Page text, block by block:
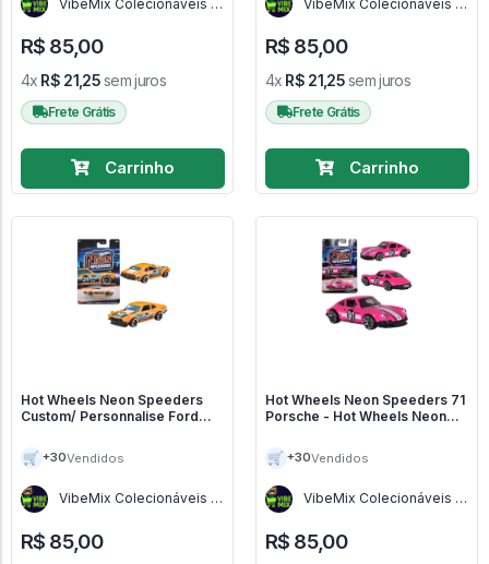
VibeMix Colecionáveis -
R$ 85,00
4x R$ 21,25sem juros
Frete Grátis
Carrinho
VibeMix Colecionáveis -
R$ 85,00
4x R$ 21,25sem juros
Frete Grátis
Carrinho
Hot Wheels Neon Speeders
Custom/ Personnalise Ford
Speeders
🛒 +30Vendidos
VibeMix Colecionáveis -
R$ 85,00
Hot Wheels Neon Speeders 71
Porsche - Hot Wheels Neon
🛒 +30Vendidos
VibeMix Colecionáveis -
R$ 85,00